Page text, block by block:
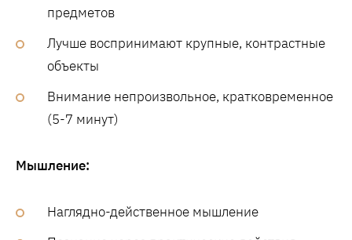
предметов
Лучше воспринимают крупные, контрастные
объекты
Внимание непроизвольное, кратковременное
(5-7 минут)
Мышление:
Наглядно-действенное мышление